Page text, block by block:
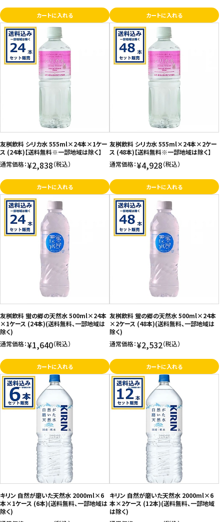
カートに入れる カートに入れる
友桝飲料 シリカ水 555ml×24本×1ケー
ス (24本)【送料無料※一部地域は除く】
通常価格：¥2,838（税込）
カートに入れる
友桝飲料 シリカ水 555ml×24本×2ケー
ス (48本)【送料無料※一部地域は除く】
通常価格：¥4,928（税込）
カートに入れる
友桝飲料 蛍の郷の天然水 500ml×24本
×1ケース (24本)(送料無料、一部地域は
除く)
通常価格：¥1,640（税込）
カートに入れる
友桝飲料 蛍の郷の天然水 500ml×24本
×2ケース (48本)(送料無料、一部地域は
除く)
通常価格：¥2,532（税込）
カートに入れる
キリン 自然が磨いた天然水 2000ml×6
本×1ケース (6本)(送料無料、一部地域は
除く)
キリン 自然が磨いた天然水 2000ml×6
本×2ケース (12本)(送料無料、一部地域
は除く)